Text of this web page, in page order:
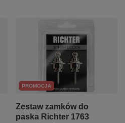
PROMOCJA
Zestaw zamków do
paska Richter 1763